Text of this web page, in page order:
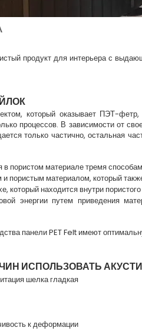
продукт для интерьера с
который оказывает ПЭТ-
процессов. В зависимости от
только частично, остальная
в пористом материале тремя
пористым материалом, который
который находится внутри
энергии путем приведения
панели PET Felt имеют
ИСПОЛЬЗОВАТЬ
шелка гладкая
к деформации